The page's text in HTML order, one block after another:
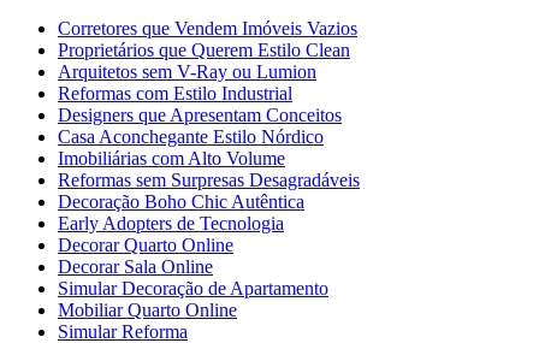
Corretores que Vendem Imóveis Vazios
Proprietários que Querem Estilo Clean
Arquitetos sem V-Ray ou Lumion
Reformas com Estilo Industrial
Designers que Apresentam Conceitos
Casa Aconchegante Estilo Nórdico
Imobiliárias com Alto Volume
Reformas sem Surpresas Desagradáveis
Decoração Boho Chic Autêntica
Early Adopters de Tecnologia
Decorar Quarto Online
Decorar Sala Online
Simular Decoração de Apartamento
Mobiliar Quarto Online
Simular Reforma